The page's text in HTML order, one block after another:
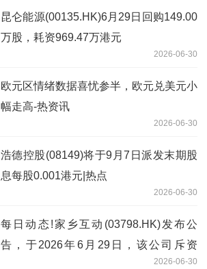
昆仑能源(00135.HK)6月29日回购149.00
万股，耗资969.47万港元
2026-06-30
欧元区情绪数据喜忧参半，欧元兑美元小
幅走高-热资讯
2026-06-30
浩德控股(08149)将于9月7日派发末期股
息每股0.001港元|热点
2026-06-30
每日动态!家乡互动(03798.HK)发布公
告，于2026年6月29日，该公司斥资
2026-06-30